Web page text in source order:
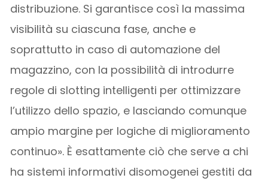
distribuzione. Si garantisce così la massima
visibilità su ciascuna fase, anche e
soprattutto in caso di automazione del
magazzino, con la possibilità di introdurre
regole di slotting intelligenti per ottimizzare
l’utilizzo dello spazio, e lasciando comunque
ampio margine per logiche di miglioramento
continuo». È esattamente ciò che serve a chi
ha sistemi informativi disomogenei gestiti da